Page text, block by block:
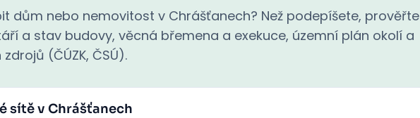
dům nebo nemovitost v Chrášťanech? Než podepíšete, prověřte
a stav budovy, věcná břemena a exekuce, územní plán okolí a
(ČÚZK, ČSÚ).
sítěv Chrášťanech